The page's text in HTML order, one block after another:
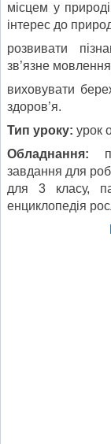
місцем у
інтерес до
розвивати
зв’язне
виховувати
здоров’я.
Тип уроку: урок
Обладнання:
завдання для
для 3 класу,
енциклопедія